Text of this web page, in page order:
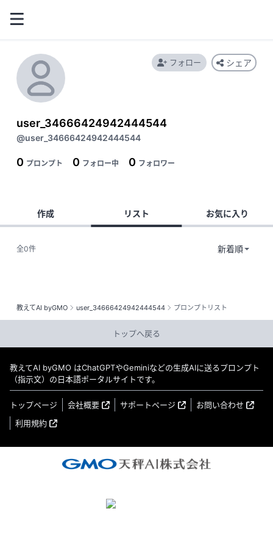
教えてAI byGMO user_34666424942444544 プロンプトリスト
user_34666424942444544
@user_34666424942444544
0 プロンプト 0 フォロー中 0 フォロワー
フォロー シェア
作成 リスト お気に入り
全0件
トップへ戻る
教えてAI byGMO はChatGPTやGeminiなどの生成AIに送るプロンプト
（指示文）の日本語ポータルサイトです。
トップページ 会社概要 サポートページ
お問い合わせ
利用規約